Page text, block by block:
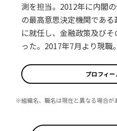
測を担当。2012年に内閣
の最高意思決定機関であ
に就任し、金融政策及び
った。2017年7月より現職。
プロフィー
※組織名、職名は現在と異なる場合が